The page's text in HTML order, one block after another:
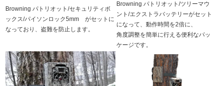
Browning パトリオット/セキュリティボ
ックス/パイソンロック5mm がセットに
なっており、盗難を防止します。
Browning パトリオット/ツリーマウ
ント /エクストラバッテリーがセット
になって、動作時間を2倍に、
角度調整を簡単に行える便利なパッ
ケージです。